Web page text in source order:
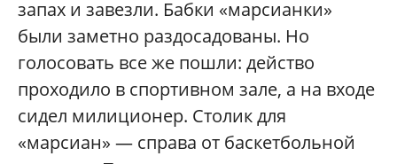
запах и завезли. Бабки «марсианки»
были заметно раздосадованы. Но
голосовать все же пошли: действо
проходило в спортивном зале, а на входе
сидел милиционер. Столик для
«марсиан» — справа от баскетбольной